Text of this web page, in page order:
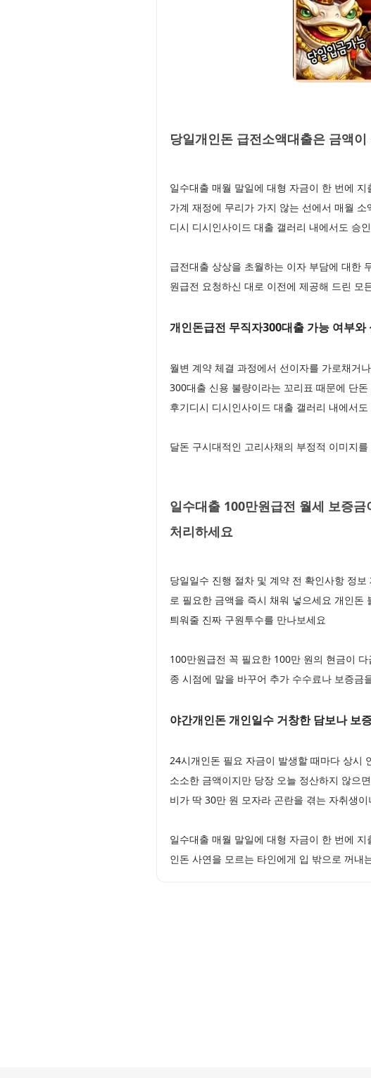
당일개인돈 급전소액대출은 금액
일수대출 매월 말일에 대형 자금이 한 번에
가계 재정에 무리가 가지 않는 선에서 매월
디시 디시인사이드 대출 갤러리 내에서도 승
급전대출 상상을 초월하는 이자 부담에 대한
원급전 요청하신 대로 이전에 제공해 드린 모
개인돈급전 무직자300대출 가능 여부와
월변 계약 체결 과정에서 선이자를 가로채거
300대출 신용 불량이라는 꼬리표 때문에 단
후기디시 디시인사이드 대출 갤러리 내에서
달돈 구시대적인 고리사채의 부정적 이미지
일수대출 100만원급전 월세 보증
처리하세요
당일일수 진행 절차 및 계약 전 확인사항 정
로 필요한 금액을 즉시 채워 넣으세요 개인
틔워줄 진짜 구원투수를 만나보세요
100만원급전 꼭 필요한 100만 원의 현금이
종 시점에 말을 바꾸어 추가 수수료나 보증
야간개인돈 개인일수 거창한 담보나 보
24시개인돈 필요 자금이 발생할 때마다 상시
소소한 금액이지만 당장 오늘 정산하지 않으
비가 딱 30만 원 모자라 곤란을 겪는 자취생
일수대출 매월 말일에 대형 자금이 한 번에
인돈 사연을 모르는 타인에게 입 밖으로 꺼